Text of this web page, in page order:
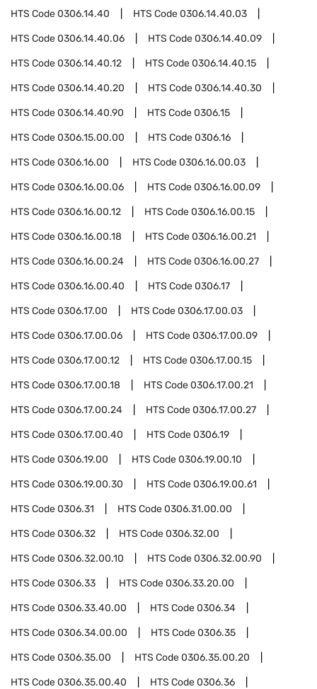
HTS Code0306.14.40 HTS Code0306.14.40.03
HTS Code0306.14.40.06 HTS Code0306.14.40.09
HTS Code0306.14.40.12 HTS Code0306.14.40.15
HTS Code0306.14.40.20 HTS Code0306.14.40.30
HTS Code0306.14.40.90 HTS Code0306.15
HTS Code0306.15.00.00 HTS Code0306.16
HTS Code0306.16.00 HTS Code0306.16.00.03
HTS Code0306.16.00.06 HTS Code0306.16.00.09
HTS Code0306.16.00.12 HTS Code0306.16.00.15
HTS Code0306.16.00.18 HTS Code0306.16.00.21
HTS Code0306.16.00.24 HTS Code0306.16.00.27
HTS Code0306.16.00.40 HTS Code0306.17
HTS Code0306.17.00 HTS Code0306.17.00.03
HTS Code0306.17.00.06 HTS Code0306.17.00.09
HTS Code0306.17.00.12 HTS Code0306.17.00.15
HTS Code0306.17.00.18 HTS Code0306.17.00.21
HTS Code0306.17.00.24 HTS Code0306.17.00.27
HTS Code0306.17.00.40 HTS Code0306.19
HTS Code0306.19.00 HTS Code0306.19.00.10
HTS Code0306.19.00.30 HTS Code0306.19.00.61
HTS Code0306.31 HTS Code0306.31.00.00
HTS Code0306.32 HTS Code0306.32.00
HTS Code0306.32.00.10 HTS Code0306.32.00.90
HTS Code0306.33 HTS Code0306.33.20.00
HTS Code0306.33.40.00 HTS Code0306.34
HTS Code0306.34.00.00 HTS Code0306.35
HTS Code0306.35.00 HTS Code0306.35.00.20
HTS Code0306.35.00.40 HTS Code0306.36